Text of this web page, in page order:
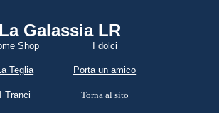
La Galassia LR​
Shop
Teglia
I Tranci
I dolci
Porta un amico
Torna al sito